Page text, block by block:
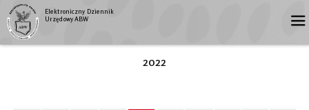
Elektroniczny Dziennik
Urzędowy ABW
2022